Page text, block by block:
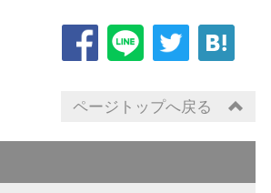
ページトップへ戻る